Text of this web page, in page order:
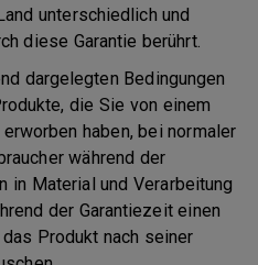
unterschiedlich und
diese Garantie berührt.
dargelegten Bedingungen
die Sie von einem
haben, bei normaler
während der
in Material und Verarbeitung
der Garantiezeit einen
Produkt nach seiner